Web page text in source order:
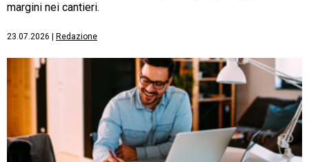
margini nei cantieri.
23.07.2026 Redazione